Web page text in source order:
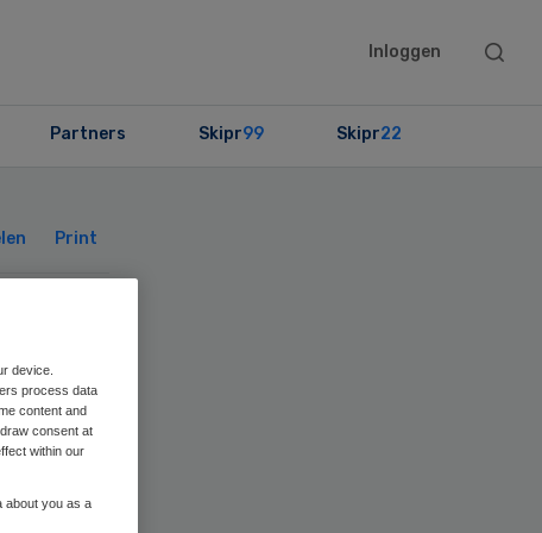
Inloggen
Search
Partners Skipr99 Skipr22
Print
device.
process data
content and
consent at
within our
about you as a